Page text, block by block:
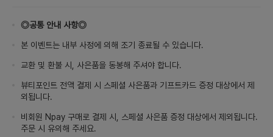
◎공통 안내 사항◎
본 이벤트는 내부 사정에 의해 조기 종료될 수 있습니다.
교환 및 환불 시, 사은품을 동봉해 주셔야 합니다.
뷰티포인트 전액 결제 시 스페셜 사은품과 기프트카드 증정 대상에서 제
외됩니다.
비회원 Npay 구매로 결제 시, 스페셜 사은품 증정 대상에서 제외됩니다.
주문 시 유의해 주세요.